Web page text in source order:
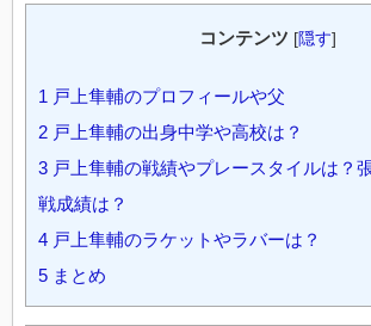
コンテンツ [隠す]
1 戸上隼輔のプロフィールや父
2 戸上隼輔の出身中学や高校は？
3 戸上隼輔の戦績やプレースタイルは？
戦成績は？
4 戸上隼輔のラケットやラバーは？
5 まとめ